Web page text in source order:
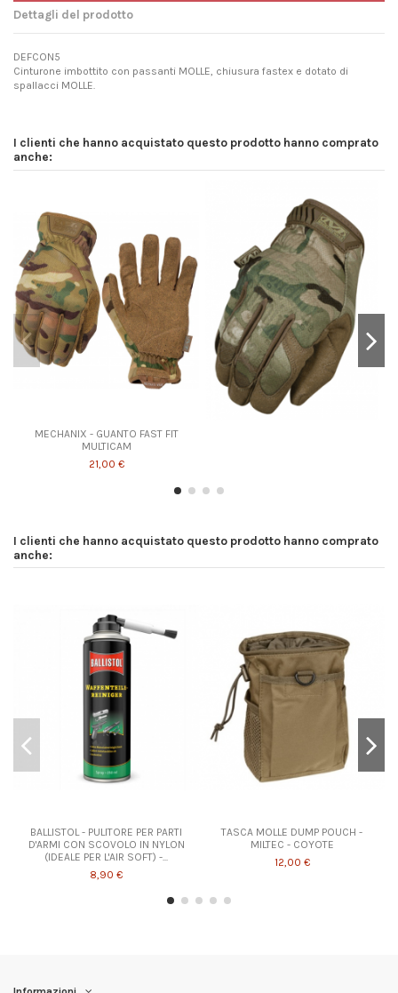
Dettagli del prodotto
DEFCON5
Cinturone imbottito con passanti MOLLE, chiusura fastex e dotato di
spallacci MOLLE.
I clienti che hanno acquistato questo prodotto hanno comprato
anche:
MECHANIX - GUANTO FAST FIT
MULTICAM
21,00 €
I clienti che hanno acquistato questo prodotto hanno comprato
anche:
BALLISTOL - PULITORE PER PARTI
D'ARMI CON SCOVOLO IN NYLON
(IDEALE PER L'AIR SOFT) -...
8,90 €
TASCA MOLLE DUMP POUCH -
MILTEC - COYOTE
12,00 €